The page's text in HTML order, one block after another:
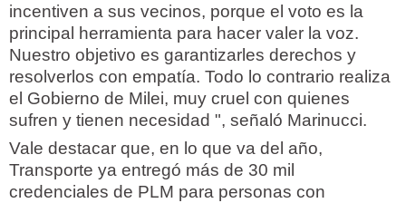
incentiven a sus vecinos, porque el voto es la
principal herramienta para hacer valer la voz.
Nuestro objetivo es garantizarles derechos y
resolverlos con empatía. Todo lo contrario realiza
el Gobierno de Milei, muy cruel con quienes
sufren y tienen necesidad ", señaló Marinucci.
Vale destacar que, en lo que va del año,
Transporte ya entregó más de 30 mil
credenciales de PLM para personas con